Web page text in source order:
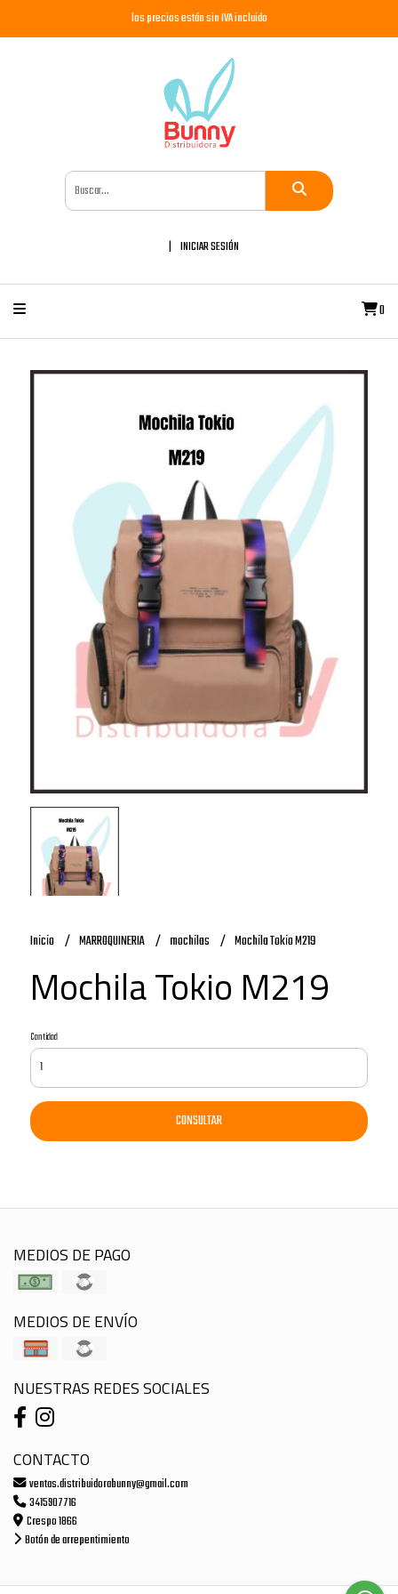
los precios están sin IVA incluido
INICIAR SESIÓN
0
Inicio MARROQUINERIA mochilas Mochila Tokio M219
Mochila Tokio M219
Cantidad
CONSULTAR
MEDIOS DE PAGO
MEDIOS DE ENVÍO
NUESTRAS REDES SOCIALES
CONTACTO
ventas.distribuidorabunny@gmail.com
3415907716
Crespo 1866
Botón de arrepentimiento